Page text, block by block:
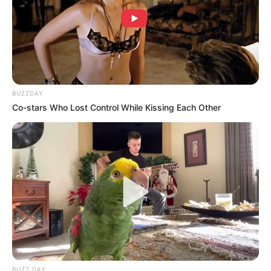
BUZZDAY
Co-stars Who Lost Control While Kissing Each Other
BUZZ DAY